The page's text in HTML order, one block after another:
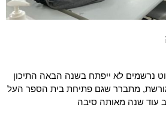
נרשמים לא ייפתח בשנה הבאה התיכון
מתברר שגם פתיחת בית הספר העל
עוד שנה מאותה סיבה